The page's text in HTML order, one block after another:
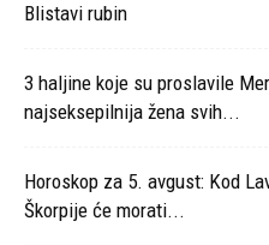
Blistavi rubin
3 haljine koje su proslavile
najseksepilnija žena svih...
Horoskop za 5. avgust: Kod
Škorpije će morati...